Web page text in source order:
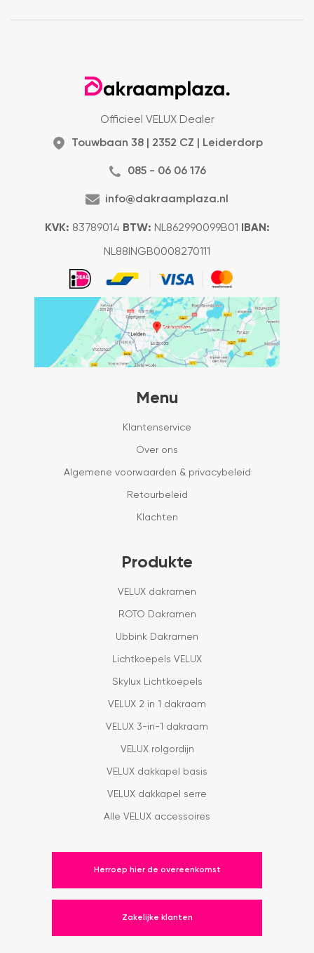
Officieel VELUX Dealer
Touwbaan 38 | 2352 CZ | Leiderdorp
085 - 06 06 176
info@dakraamplaza.nl
KVK: 83789014 BTW: NL862990099B01 IBAN:
NL88INGB0008270111
Menu
Klantenservice
Over ons
Algemene voorwaarden & privacybeleid
Retourbeleid
Klachten
Produkte
VELUX dakramen
ROTO Dakramen
Ubbink Dakramen
Lichtkoepels VELUX
Skylux Lichtkoepels
VELUX 2 in 1 dakraam
VELUX 3-in-1 dakraam
VELUX rolgordijn
VELUX dakkapel basis
VELUX dakkapel serre
Alle VELUX accessoires
Herroep hier de overeenkomst
Zakelijke klanten